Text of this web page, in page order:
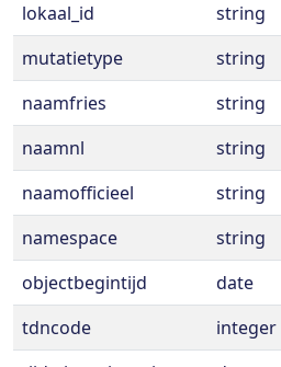
lokaal_id
string
mutatietype
string
naamfries
string
naamnl
string
naamofficieel
string
namespace
string
objectbegintijd
date
tdncode
integer